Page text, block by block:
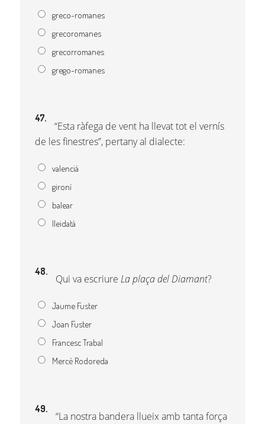
greco-romanes
grecoromanes
grecorromanes
grego-romanes
47.
“Esta ràfega de vent ha llevat tot el vernís
de les finestres”, pertany al dialecte:
valencià
gironí
balear
lleidatà
48.
Qui va escriure La plaça del Diamant?
Jaume Fuster
Joan Fuster
Francesc Trabal
Mercè Rodoreda
49.
“La nostra bandera llueix amb tanta força